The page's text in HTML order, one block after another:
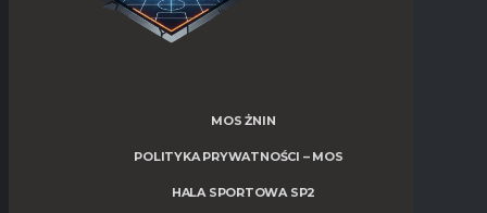
MOS ŻNIN
POLITYKA PRYWATNOŚCI – MOS
HALA SPORTOWA SP2